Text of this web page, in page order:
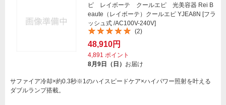
ピ レイボーテ クールエピ 光美容器 Rei B
eaute（レイボーテ）クールエピ YJEA8N [フラ
ッシュ式 /AC100V-240V]
(2)
48,910円
4,891 ポイント
8月9日（日） お届け
サファイア冷却×約0.3秒※1のハイスピードケア×ハイパワー照射を叶える
ダブルランプ搭載。